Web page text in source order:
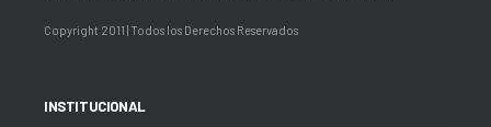
Copyright 2011 | Todos los Derechos Reservados
INSTITUCIONAL